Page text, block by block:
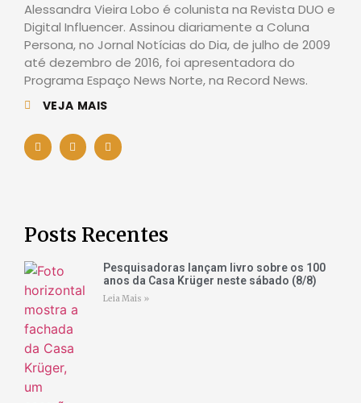
Alessandra Vieira Lobo é colunista na Revista DUO e
Digital Influencer. Assinou diariamente a Coluna
Persona, no Jornal Notícias do Dia, de julho de 2009
até dezembro de 2016, foi apresentadora do
Programa Espaço News Norte, na Record News.
VEJA MAIS
Posts Recentes
Pesquisadoras lançam livro sobre os 100
anos da Casa Krüger neste sábado (8/8)
Leia Mais »